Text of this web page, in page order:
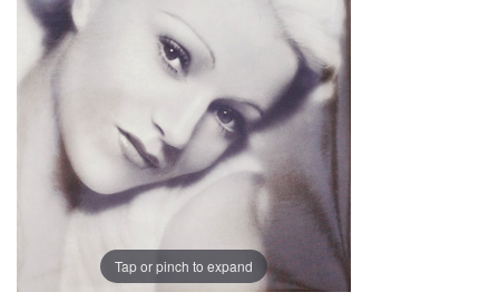
Tap or pinch to expand